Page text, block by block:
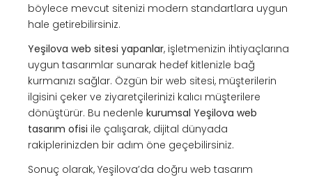
böylece mevcut sitenizi modern standartlara uygun
hale getirebilirsiniz.
Yeşilova web sitesi yapanlar, işletmenizin ihtiyaçlarına
uygun tasarımlar sunarak hedef kitlenizle bağ
kurmanızı sağlar. Özgün bir web sitesi, müşterilerin
ilgisini çeker ve ziyaretçilerinizi kalıcı müşterilere
dönüştürür. Bu nedenle kurumsal Yeşilova web
tasarım ofisi ile çalışarak, dijital dünyada
rakiplerinizden bir adım öne geçebilirsiniz.
Sonuç olarak, Yeşilova’da doğru web tasarım